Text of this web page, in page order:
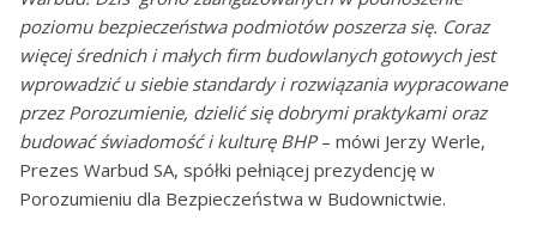
poziomu bezpieczeństwa podmiotów poszerza się. Coraz
więcej średnich i małych firm budowlanych gotowych jest
wprowadzić u siebie standardy i rozwiązania wypracowane
przez Porozumienie, dzielić się dobrymi praktykami oraz
budować świadomość i kulturę BHP– mówi Jerzy Werle,
Prezes Warbud SA, spółki pełniącej prezydencję w
Porozumieniu dla Bezpieczeństwa w Budownictwie.